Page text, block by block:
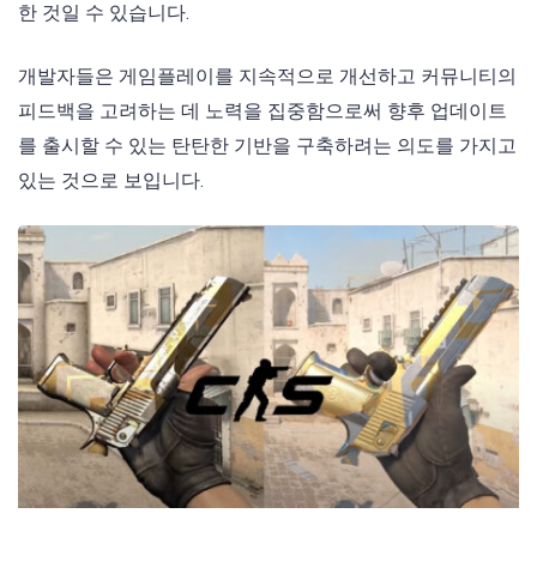
한 것일 수 있습니다.
개발자들은 게임플레이를 지속적으로 개선하고 커뮤니티의
피드백을 고려하는 데 노력을 집중함으로써 향후 업데이트
를 출시할 수 있는 탄탄한 기반을 구축하려는 의도를 가지고
있는 것으로 보입니다.